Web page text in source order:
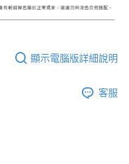
顯示電腦版詳細說明
客服